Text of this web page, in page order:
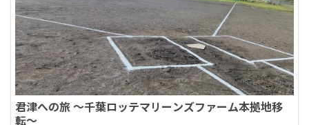
君津への旅 ～千葉ロッテマリーンズファーム本拠地移
転～